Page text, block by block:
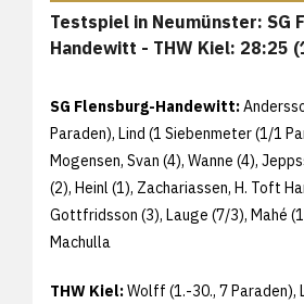
Testspiel in Neumünster: SG
Handewitt - THW Kiel: 28:25
SG Flensburg-Handewitt:
Paraden), Lind (1 Siebenmeter (1/1
Mogensen, Svan (4), Wanne (4),
(2), Heinl (1), Zachariassen, H. Toft
Gottfridsson (3), Lauge (7/3), Mahé
Machulla
THW Kiel:Wolff (1.-30., 7 Paraden),